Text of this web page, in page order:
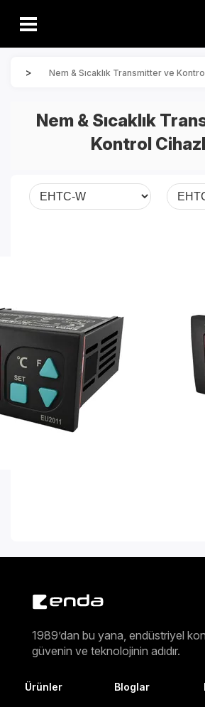
> Nem & Sıcaklık Transmitter ve
Nem & Sıcaklık
Kontrol
1989’dan bu yana, endüstriyel
güvenin ve teknolojinin adıdır.
Ürünler Bloglar